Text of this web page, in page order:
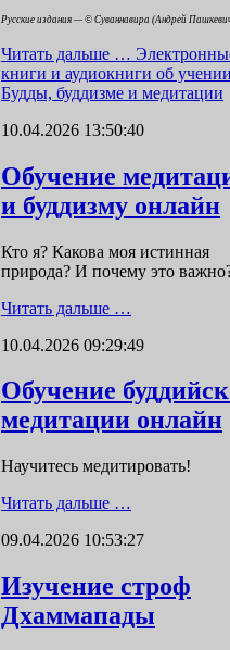
Русские издания — © Суваннавира (Андрей
Читать дальше …
книги и аудиокниги об учении
Будды, буддизме и медитации
10.04.2026 13:50:40
Обучение
и буддизму онлайн
Кто я? Какова моя истинная
природа? И почему это
Читать дальше …
10.04.2026 09:29:49
Обучение
медитации онлайн
Научитесь медитировать!
Читать дальше …
09.04.2026 10:53:27
Изучение строф
Дхаммапады